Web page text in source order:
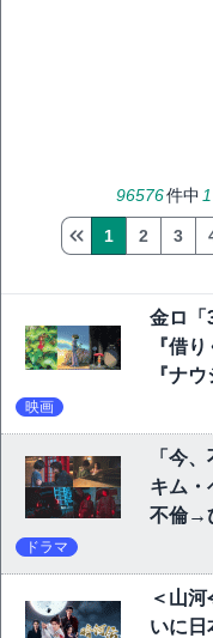
96576件中 1
1 2 3
金ロ
『借
『ナ
映画
「今
キム・
不倫→
ドラマ
＜山
いに日